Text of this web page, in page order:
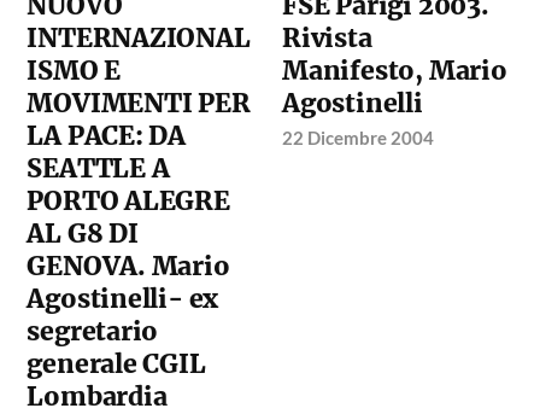
INTERNAZIONAL
ISMO E
MOVIMENTI PER
LA PACE: DA
SEATTLE A
PORTO ALEGRE
AL G8 DI
GENOVA. Mario
Agostinelli- ex
segretario
generale CGIL
Lombardia
Rivista
Manifesto, Mario
Agostinelli
22 Dicembre 2004